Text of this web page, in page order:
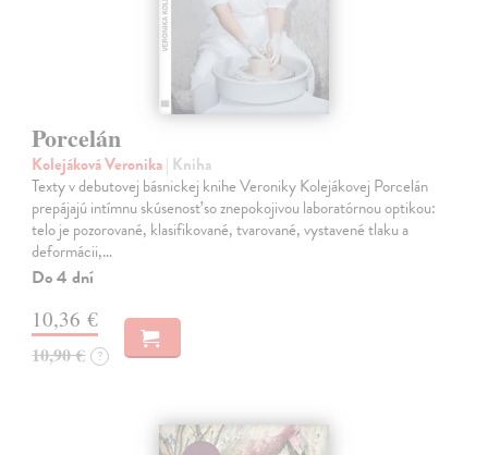
Porcelán
Kolejáková Veronika| Kniha
Texty v debutovej básnickej knihe Veroniky Kolejákovej Porcelán
prepájajú intímnu skúsenosť so znepokojivou laboratórnou optikou:
telo je pozorované, klasifikované, tvarované, vystavené tlaku a
deformácii,…
Do 4 dní
10,36 €
10,90 € ?